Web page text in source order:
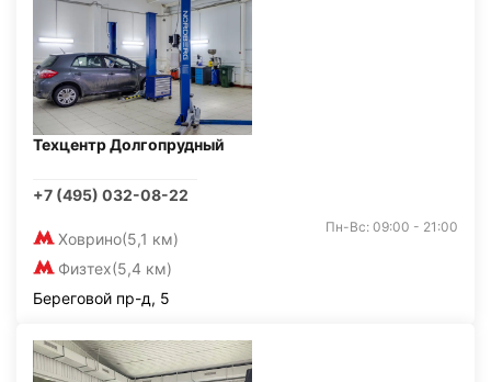
Техцентр Долгопрудный
+7 (495) 032-08-22
Ховрино(5,1 км)
Физтех(5,4 км)
Пн-Вс: 09:00 - 21:00
Береговой пр-д, 5